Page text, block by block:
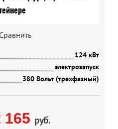
Сравнить
124 кВт
электрозапуск
380 Вольт (трехфазный)
165 руб.